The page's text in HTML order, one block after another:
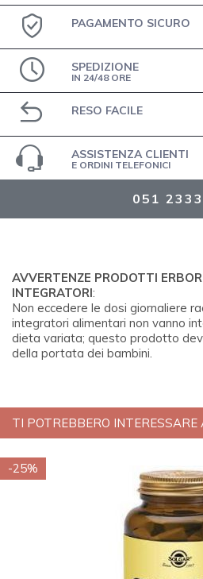
PAGAMENTO SICURO
SPEDIZIONE
IN 24/48 ORE
RESO FACILE
ASSISTENZA CLIENTI
E ORDINI TELEFONICI
051
AVVERTENZE PRODOTTI
INTEGRATORI:
Non eccedere le dosi giornaliere
integratori alimentari non vanno
dieta variata; questo prodotto
della portata dei bambini.
TI POTREBBERO INTERESSARE
-25%